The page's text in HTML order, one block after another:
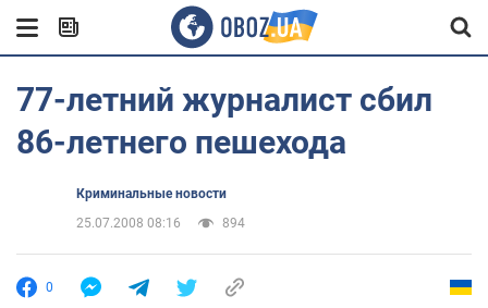
77-летний журналист сбил
86-летнего пешехода
Криминальные новости
25.07.2008 08:16
894
0